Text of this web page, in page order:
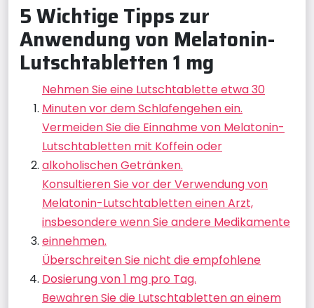
5 Wichtige Tipps zur
Anwendung von Melatonin-
Lutschtabletten 1 mg
Nehmen Sie eine Lutschtablette etwa 30
Minuten vor dem Schlafengehen ein.
Vermeiden Sie die Einnahme von Melatonin-
Lutschtabletten mit Koffein oder
alkoholischen Getränken.
Konsultieren Sie vor der Verwendung von
Melatonin-Lutschtabletten einen Arzt,
insbesondere wenn Sie andere Medikamente
einnehmen.
Überschreiten Sie nicht die empfohlene
Dosierung von 1 mg pro Tag.
Bewahren Sie die Lutschtabletten an einem